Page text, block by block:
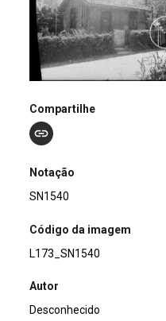
Compartilhe
Notação
SN1540
Código da imagem
L173_SN1540
Autor
Desconhecido